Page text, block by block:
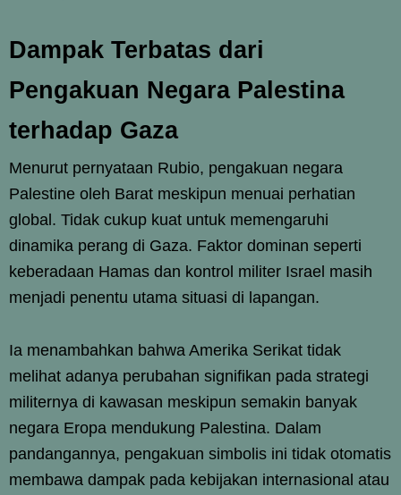
Dampak Terbatas dari
Pengakuan Negara Palestina
terhadap Gaza
Menurut pernyataan Rubio, pengakuan negara
Palestine oleh Barat meskipun menuai perhatian
global. Tidak cukup kuat untuk memengaruhi
dinamika perang di Gaza. Faktor dominan seperti
keberadaan Hamas dan kontrol militer Israel masih
menjadi penentu utama situasi di lapangan.
Ia menambahkan bahwa Amerika Serikat tidak
melihat adanya perubahan signifikan pada strategi
militernya di kawasan meskipun semakin banyak
negara Eropa mendukung Palestina. Dalam
pandangannya, pengakuan simbolis ini tidak otomatis
membawa dampak pada kebijakan internasional atau